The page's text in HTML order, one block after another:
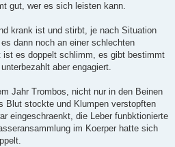
gut, wer es sich leisten kann.
krank ist und stirbt, je nach Situation
dann noch an einer schlechten
ist es doppelt schlimm, es gibt bestimmt
aber engagiert.
Jahr Trombos, nicht nur in den Beinen
Blut stockte und Klumpen verstopften
eingeschraenkt, die Leber funbktionierte
im Koerper hatte sich